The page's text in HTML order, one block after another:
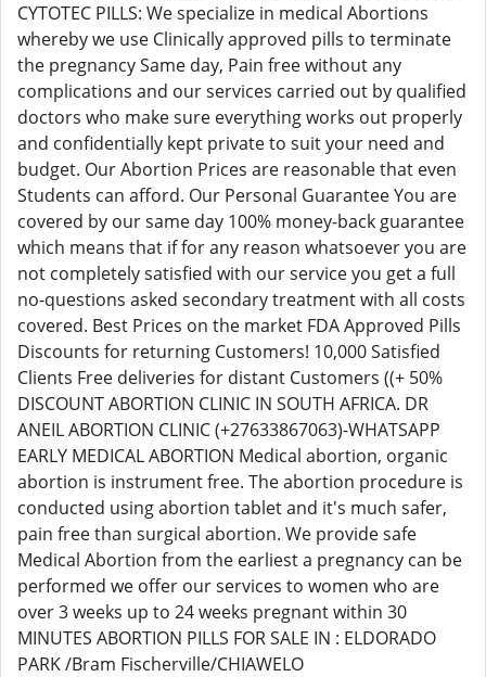
CYTOTEC PILLS: We specialize in medical Abortions
whereby we use Clinically approved pills to terminate
the pregnancy Same day, Pain free without any
complications and our services carried out by qualified
doctors who make sure everything works out properly
and confidentially kept private to suit your need and
budget. Our Abortion Prices are reasonable that even
Students can afford. Our Personal Guarantee You are
covered by our same day 100% money-back guarantee
which means that if for any reason whatsoever you are
not completely satisfied with our service you get a full
no-questions asked secondary treatment with all costs
covered. Best Prices on the market FDA Approved Pills
Discounts for returning Customers! 10,000 Satisfied
Clients Free deliveries for distant Customers ((+ 50%
DISCOUNT ABORTION CLINIC IN SOUTH AFRICA. DR
ANEIL ABORTION CLINIC (+27633867063)-WHATSAPP
EARLY MEDICAL ABORTION Medical abortion, organic
abortion is instrument free. The abortion procedure is
conducted using abortion tablet and it's much safer,
pain free than surgical abortion. We provide safe
Medical Abortion from the earliest a pregnancy can be
performed we offer our services to women who are
over 3 weeks up to 24 weeks pregnant within 30
MINUTES ABORTION PILLS FOR SALE IN : ELDORADO
PARK /Bram Fischerville/CHIAWELO